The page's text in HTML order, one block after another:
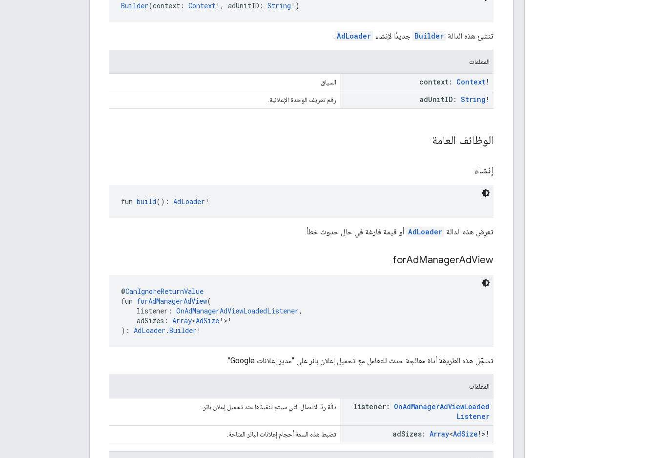
Builder(context: Context!, adUnitID: String !)
تنشئ هذه الدالة Builder جديدًا لإنشاء AdLoader
.
المعلمات
context: Context! السياق
adUnitID: String ! رقم تعريف الوحدة الإعلانية.
الوظائف العامة
إنشاء
fun build(): AdLoader !
تعرِض هذه الدالة AdLoader أو قيمة فارغة في حال حدوث خطأ.
forAdManagerAdView
@CanIgnoreReturnValue
fun forAdManagerAdView(
listener: OnAdManagerAdViewLoadedListener,
adSizes: Array<AdSize!>!
): AdLoader.Builder !
تسجّل هذه الطريقة أداة معالجة حدث للتعامل مع تحميل إعلان بانر على "مدير إعلانات Google".
المعلمات
listener: OnAdManagerAdViewLoaded
Listener
دالّة ردّ الاتصال التي سيتم تنفيذها عند تحميل إعلان بانر.
adSizes: Array<AdSize !>! تضبط هذه السمة أحجام إعلانات البانر المتاحة.